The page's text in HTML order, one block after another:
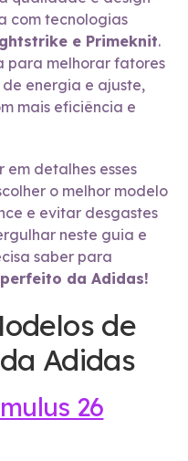
com tecnologias
e Primeknit.
para melhorar fatores
energia e ajuste,
mais eficiência e
detalhes esses
o melhor modelo
e evitar desgastes
neste guia e
saber para
da Adidas!
de
Adidas
26